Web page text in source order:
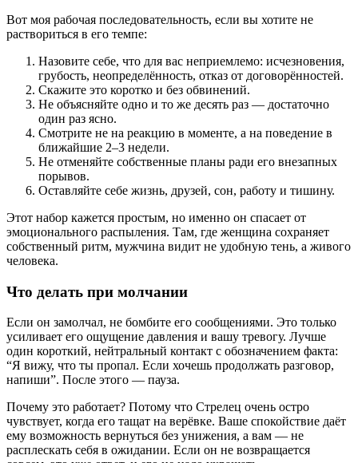
Вот моя рабочая последовательность, если вы хотите не
раствориться в его темпе:
Назовите себе, что для вас неприемлемо: исчезновения,
грубость, неопределённость, отказ от договорённостей.
Скажите это коротко и без обвинений.
Не объясняйте одно и то же десять раз — достаточно
один раз ясно.
Смотрите не на реакцию в моменте, а на поведение в
ближайшие 2–3 недели.
Не отменяйте собственные планы ради его внезапных
порывов.
Оставляйте себе жизнь, друзей, сон, работу и тишину.
Этот набор кажется простым, но именно он спасает от
эмоционального распыления. Там, где женщина сохраняет
собственный ритм, мужчина видит не удобную тень, а живого
человека.
Что делать при молчании
Если он замолчал, не бомбите его сообщениями. Это только
усиливает его ощущение давления и вашу тревогу. Лучше
один короткий, нейтральный контакт с обозначением факта:
“Я вижу, что ты пропал. Если хочешь продолжать разговор,
напиши”. После этого — пауза.
Почему это работает? Потому что Стрелец очень остро
чувствует, когда его тащат на верёвке. Ваше спокойствие даёт
ему возможность вернуться без унижения, а вам — не
расплескать себя в ожидании. Если он не возвращается